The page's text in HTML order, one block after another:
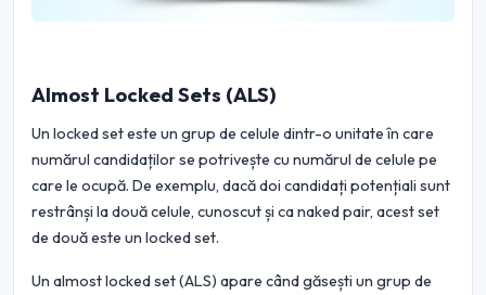
Almost Locked Sets (ALS)
Un locked set este un grup de celule dintr-o unitate în care
numărul candidaților se potrivește cu numărul de celule pe
care le ocupă. De exemplu, dacă doi candidați potențiali sunt
restrânși la două celule, cunoscut și ca naked pair, acest set
de două este un locked set.
Un almost locked set (ALS) apare când găsești un grup de